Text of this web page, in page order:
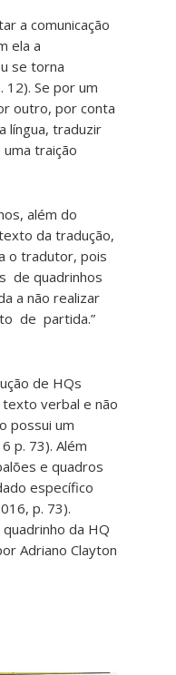
a comunicação
ela a
se torna
12). Se por um
outro, por conta
língua, traduzir
traição
além do
da tradução,
o tradutor, pois
de quadrinhos
a não realizar
de partida.”
de HQs
verbal e não
possui um
p. 73). Além
e quadros
específico
p. 73).
da HQ
Adriano Clayton